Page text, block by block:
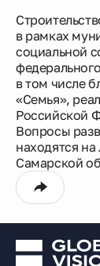
в рамках
социальной
в том числе
«Семья»,
Российской
Вопросы
находятся
Самарской